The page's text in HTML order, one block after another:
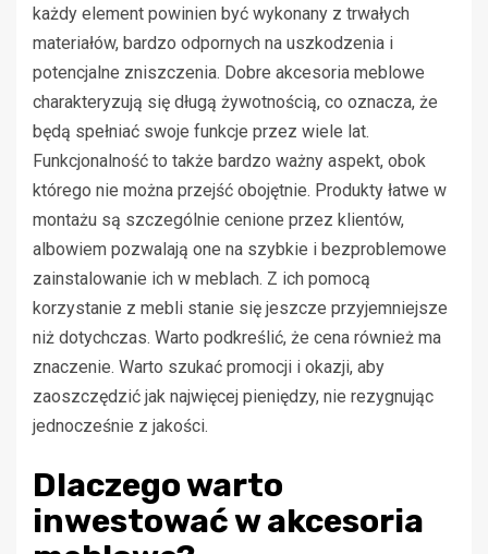
każdy element powinien być wykonany z trwałych
materiałów, bardzo odpornych na uszkodzenia i
potencjalne zniszczenia. Dobre akcesoria meblowe
charakteryzują się długą żywotnością, co oznacza, że
będą spełniać swoje funkcje przez wiele lat.
Funkcjonalność to także bardzo ważny aspekt, obok
którego nie można przejść obojętnie. Produkty łatwe w
montażu są szczególnie cenione przez klientów,
albowiem pozwalają one na szybkie i bezproblemowe
zainstalowanie ich w meblach. Z ich pomocą
korzystanie z mebli stanie się jeszcze przyjemniejsze
niż dotychczas. Warto podkreślić, że cena również ma
znaczenie. Warto szukać promocji i okazji, aby
zaoszczędzić jak najwięcej pieniędzy, nie rezygnując
jednocześnie z jakości.
Dlaczego warto
inwestować w akcesoria